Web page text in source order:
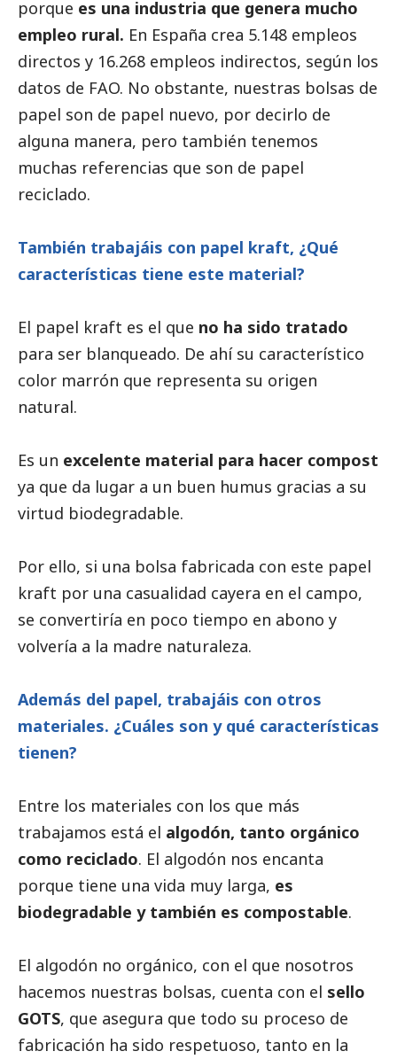
porque es una industria que genera mucho
empleo rural. En España crea 5.148 empleos
directos y 16.268 empleos indirectos, según los
datos de FAO. No obstante, nuestras bolsas de
papel son de papel nuevo, por decirlo de
alguna manera, pero también tenemos
muchas referencias que son de papel
reciclado.
También trabajáis con papel kraft, ¿Qué
características tiene este material?
El papel kraft es el que no ha sido tratado
para ser blanqueado. De ahí su característico
color marrón que representa su origen
natural.
Es un excelente material para hacer compost
ya que da lugar a un buen humus gracias a su
virtud biodegradable.
Por ello, si una bolsa fabricada con este papel
kraft por una casualidad cayera en el campo,
se convertiría en poco tiempo en abono y
volvería a la madre naturaleza.
Además del papel, trabajáis con otros
materiales. ¿Cuáles son y qué características
tienen?
Entre los materiales con los que más
trabajamos está el algodón, tanto orgánico
como reciclado. El algodón nos encanta
porque tiene una vida muy larga, es
biodegradable y también es compostable.
El algodón no orgánico, con el que nosotros
hacemos nuestras bolsas, cuenta con el sello
GOTS, que asegura que todo su proceso de
fabricación ha sido respetuoso, tanto en la